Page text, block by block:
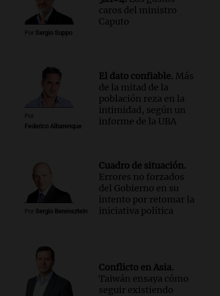
Amamos Argentina
Episodios
Por Sergio Suppo
caros del ministro
Caputo
Por
Federico Albarenque
El dato confiable. Más
de la mitad de la
población reza en la
intimidad, según un
informe de la UBA
Por Sergio Berensztein
Cuadro de situación.
Errores no forzados
del Gobierno en su
intento por retomar la
iniciativa política
Conflicto en Asia.
Taiwán ensaya cómo
seguir existiendo